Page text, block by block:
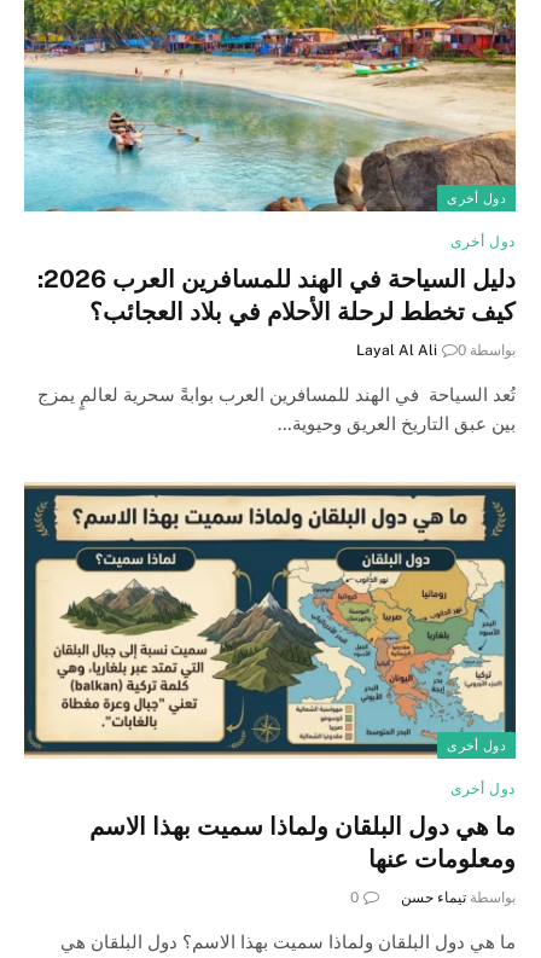
دول أخرى
دول أخرى
دليل السياحة في الهند للمسافرين العرب 2026:
كيف تخطط لرحلة الأحلام في بلاد العجائب؟
بواسطة Layal Al Ali 0
تُعد السياحة في الهند للمسافرين العرب بوابةً سحرية لعالمٍ يمزج
بين عبق التاريخ العريق وحيوية…
دول أخرى
دول أخرى
ما هي دول البلقان ولماذا سميت بهذا الاسم
ومعلومات عنها
بواسطة تيماء حسن 0
ما هي دول البلقان ولماذا سميت بهذا الاسم؟ دول البلقان هي